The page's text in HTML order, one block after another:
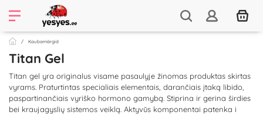
Kaubamärgid
Titan Gel
Titan gel yra originalus visame pasaulyje žinomas produktas skirtas
vyrams. Praturtintas specialiais elementais, darančiais įtaką libido,
paspartinančiais vyriško hormono gamybą. Stiprina ir gerina širdies
bei kraujagyslių sistemos veiklą. Aktyvūs komponentai patenka i